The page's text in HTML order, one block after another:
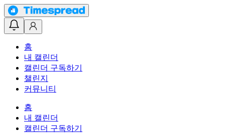
홈
내 캘린더
캘린더 구독하기
챌린지
커뮤니티
홈
내 캘린더
캘린더 구독하기